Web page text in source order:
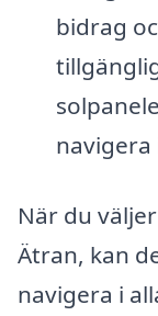
bidrag
navigera
När du
Ätran, kan
navigera i